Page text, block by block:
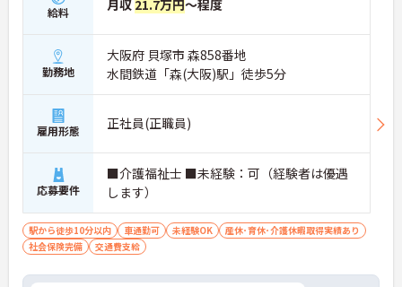
給料 月収 21.7万円～程度
勤務地
大阪府 貝塚市 森858番地
水間鉄道「森(大阪)駅」徒歩5分
雇用形態 正社員(正職員)
応募要件
■介護福祉士 ■未経験：可（経験者は優遇
します）
駅から徒歩10分以内 車通勤可 未経験OK
産休･育休･介護休暇取得実績あり
社会保険完備
交通費支給